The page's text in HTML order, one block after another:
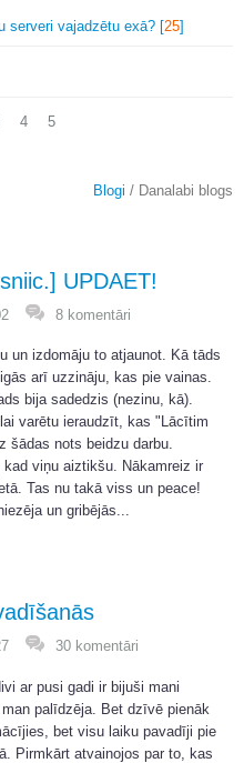
serveri vajadzētu exā? [25]
4 5
Blogi / Danalabi blogs
UPDAET!
8 komentāri
un izdomāju to atjaunot. Kā tāds
arī uzzināju, kas pie vainas.
bija sadedzis (nezinu, kā).
varētu ieraudzīt, kas "Lācītim
šādas nots beidzu darbu.
viņu aiztikšu. Nākamreiz ir
Tas nu takā viss un peace!
un gribējās...
30 komentāri
ar pusi gadi ir bijuši mani
palīdzēja. Bet dzīvē pienāk
bet visu laiku pavadīji pie
Pirmkārt atvainojos par to, kas